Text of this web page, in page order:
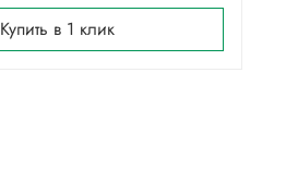
Купить в 1 клик